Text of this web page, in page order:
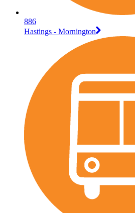
886
Hastings - Mornington